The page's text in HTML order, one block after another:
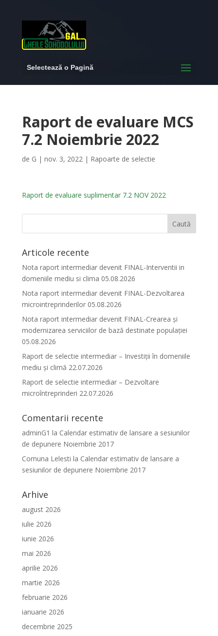
Selectează o Pagină
Raport de evaluare MCS
7.2 Noiembrie 2022
de G | nov. 3, 2022| Rapoarte de selectie
Raport de evaluare suplimentar 7.2 NOV 2022
Articole recente
Nota raport intermediar devenit FINAL-Interventii in
domeniile mediu si clima 05.08.2026
Nota raport intermediar devenit FINAL-Dezvoltarea
microintreprinderilor 05.08.2026
Nota raport intermediar devenit FINAL-Crearea și
modernizarea serviciilor de bază destinate populației
05.08.2026
Raport de selectie intermediar – Investiții în domeniile
mediu și climă 22.07.2026
Raport de selectie intermediar – Dezvoltare
microîntreprinderi 22.07.2026
Comentarii recente
adminG1 la Calendar estimativ de lansare a sesiunilor
de depunere Noiembrie 2017
Comuna Lelesti la Calendar estimativ de lansare a
sesiunilor de depunere Noiembrie 2017
Arhive
august 2026
iulie 2026
iunie 2026
mai 2026
aprilie 2026
martie 2026
februarie 2026
ianuarie 2026
decembrie 2025